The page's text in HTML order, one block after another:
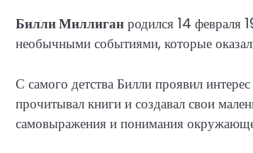
Билли Миллиганродился 14 февраля
необычными событиями, которые
С самого детства Билли проявил
прочитывал книги и создавал свои
самовыражения и понимания